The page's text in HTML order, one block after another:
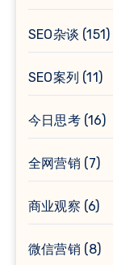
SEO杂谈 (151)
SEO案列 (11)
今日思考(16)
全网营销 (7)
商业观察 (6)
微信营销 (8)